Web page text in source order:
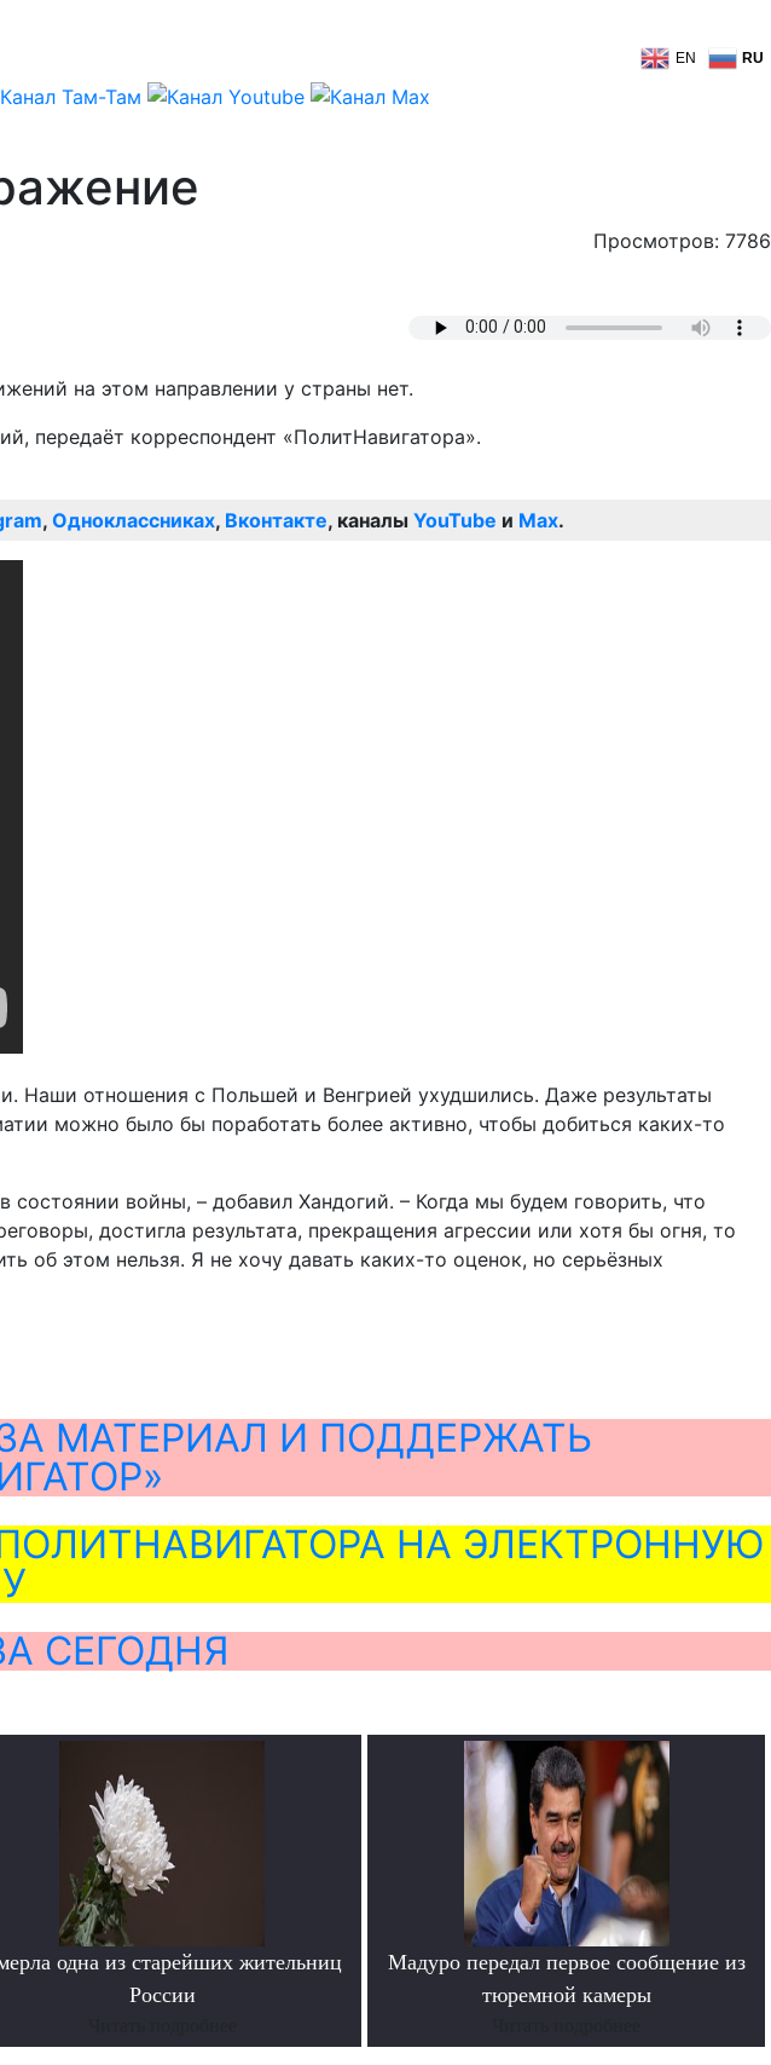
EN RU
Просмотров: 7786
на этом направлении у страны нет.
передаёт корреспондент «ПолитНавигатора».
, Одноклассниках, Вконтакте, каналы YouTube и Max.
Наши отношения с Польшей и Венгрией ухудшились. Даже результаты
можно было бы поработать более активно, чтобы добиться каких-то
состоянии войны, – добавил Хандогий. – Когда мы будем говорить, что
достигла результата, прекращения агрессии или хотя бы огня, то
об этом нельзя. Я не хочу давать каких-то оценок, но серьёзных
МАТЕРИАЛ И ПОДДЕРЖАТЬ
НА ЭЛЕКТРОННУЮ
СЕГОДНЯ
одна из старейших жительниц
России
Мадуро передал первое сообщение из
тюремной камеры